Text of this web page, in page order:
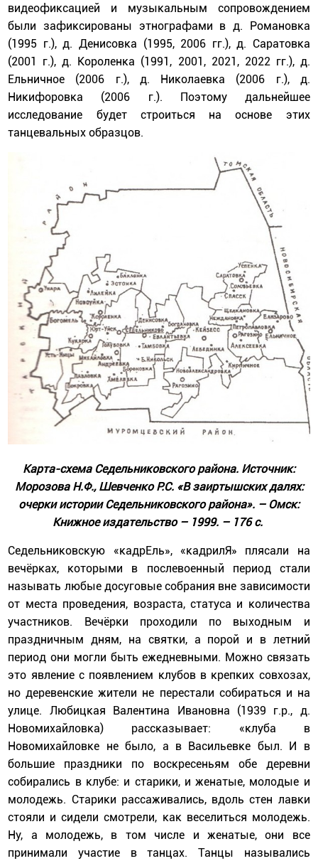
видеофиксацией и музыкальным сопровождением
были зафиксированы этнографами в д. Романовка
(1995 г.), д. Денисовка (1995, 2006 гг.), д. Саратовка
(2001 г.), д. Короленка (1991, 2001, 2021, 2022 гг.), д.
Ельничное (2006 г.), д. Николаевка (2006 г.), д.
Никифоровка (2006 г.). Поэтому дальнейшее
исследование будет строиться на основе этих
танцевальных образцов.
Карта-схема Седельниковского района. Источник:
Морозова Н.Ф., Шевченко Р.С. «В заиртышских далях:
очерки истории Седельниковского района». – Омск:
Книжное издательство – 1999. – 176 с.
Седельниковскую «кадрЕль», «кадрилЯ» плясали на
вечёрках, которыми в послевоенный период стали
называть любые досуговые собрания вне зависимости
от места проведения, возраста, статуса и количества
участников. Вечёрки проходили по выходным и
праздничным дням, на святки, а порой и в летний
период они могли быть ежедневными. Можно связать
это явление с появлением клубов в крепких совхозах,
но деревенские жители не перестали собираться и на
улице. Любицкая Валентина Ивановна (1939 г.р., д.
Новомихайловка) рассказывает: «клуба в
Новомихайловке не было, а в Васильевке был. И в
большие праздники по воскресеньям обе деревни
собирались в клубе: и старики, и женатые, молодые и
молодежь. Старики рассаживались, вдоль стен лавки
стояли и сидели смотрели, как веселиться молодежь.
Ну, а молодежь, в том числе и женатые, они все
принимали участие в танцах. Танцы назывались